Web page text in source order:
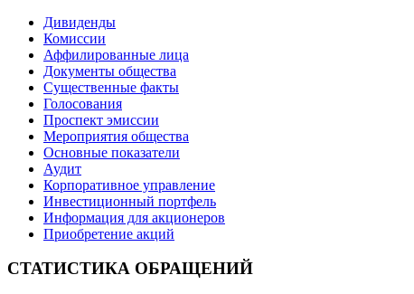
Дивиденды
Комиссии
Аффилированные лица
Документы общества
Существенные факты
Голосования
Проспект эмиссии
Мероприятия общества
Основные показатели
Аудит
Корпоративное управление
Инвестиционный портфель
Информация для акционеров
Приобретение акций
СТАТИСТИКА ОБРАЩЕНИЙ